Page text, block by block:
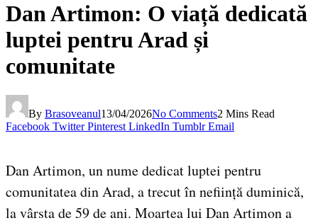
Dan Artimon: O viață dedicată
luptei pentru Arad și
comunitate
By Brasoveanul13/04/2026No Comments2 Mins Read
Facebook Twitter Pinterest LinkedIn Tumblr Email
Dan Artimon, un nume dedicat luptei pentru
comunitatea din Arad, a trecut în neființă duminică,
la vârsta de 59 de ani. Moartea lui Dan Artimon a